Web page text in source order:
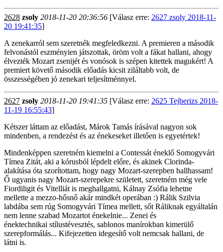
2628 zsoly 2018-11-20 20:36:56 [Válasz erre: 2627 zsoly 2018-11-
20 19:41:35]
A zenekarról sem szeretnék megfeledkezni. A premieren a második
felvonástól eszményien játszottak, öröm volt a fákat hallani, ahogy
élvezték Mozart zsenijét és vonósok is szépen kitettek magukért! A
premiert követő második előadás kicsit ziláltabb volt, de
összességében jó zenekari teljesítménnyel.
2627 zsoly 2018-11-20 19:41:35 [Válasz erre: 2625 Tejberizs 2018-
11-19 16:55:43]
Kétszer láttam az előadást, Márok Tamás írásával nagyon sok
mindenben, a rendezést és az énekeseket illetően is egyetértek!
Mindenképpen szeretném kiemelni a Contessát éneklő Somogyvári
Tímea Zitát, aki a kórusból lépdelt előre, és akinek Clorinda-
alakítása óta szorítottam, hogy nagy Mozart-szerepben hallhassam!
Ő ugyanis nagy Mozart-szerepekre született, szeretném még vele
Fiordiligit és Vitelliát is meghallgatni, Kálnay Zsófia lehetne
mellette a mezzo-hősnő akár mindkét operában :) Rálik Szilvia
labdába sem rúg Somogyvári Tímea mellett, sőt Ráliknak egyáltalán
nem lenne szabad Mozartot énekelnie... Zenei és
énektechnikai stílustévesztés, sablonos manírokban kimerülő
szerepformálás... Kifejezetten idegesítő volt nemcsak hallani, de
látni is.